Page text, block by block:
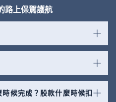
路上保駕護航
候完成？股款什麼時候扣